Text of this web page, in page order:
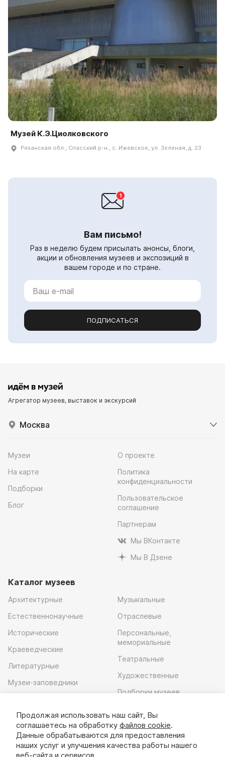
Музей К.Э.Циолковского
Рязанская обл., Спасский р-н., с. Ижевское, ул. Зеленая, д. 23
Вам письмо!
Раз в неделю будем присылать анонсы, блоги,
акции и обновления музеев и экспозиций в
вашем городе и по стране.
ПОДПИСАТЬСЯ
Агрегатор музеев, выставок и экскурсий
Москва
Музеи
На карте
Подборки
Блог
О проекте
Политика
конфиденциальности
Пользовательское
соглашение
Партнерам
Мы ВКонтакте
Мы В Дзене
Каталог музеев
Архитектурные
Естественнонаучные
Исторические
Краеведческие
Литературные
Музеи-заповедники
Музыкальные
Отраслевые
Персональные,
мемориальные
Театральные
Художественные
Подборки музеев
Скачать приложение
Продолжая использовать наш сайт, Вы
соглашаетесь на обработку файлов cookie.
Данные обрабатываются для предоставления
наших услуг и улучшения качества работы нашего